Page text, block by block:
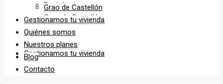
Benicàssim
Grao de Castellón
Gestionamos tu vivienda
Grao de Castellón
Gestionamos tu vivienda
Quiénes somos
Nuestros planes
Blog
Contacto